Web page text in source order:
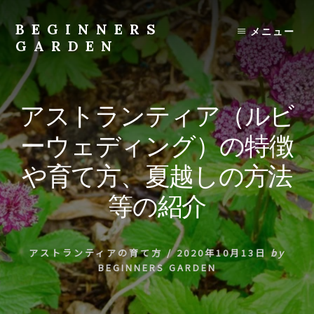
to
content
BEGINNERS
GARDEN
物
の
種
類
や
育
て
方
の
紹
介
を
行
い
メニュー
アストランティア（ルビ
ーウェディング）の特徴
や育て方、夏越しの方法
等の紹介
アストランティアの育て方 / 2020年10月13日 by
BEGINNERS GARDEN